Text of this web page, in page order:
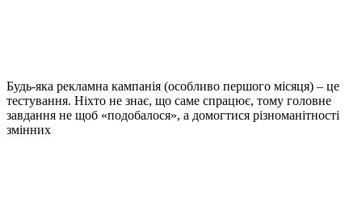
Будь-яка рекламна кампанія (особливо першого місяця) – це
тестування. Ніхто не знає, що саме спрацює, тому головне
завдання не щоб «подобалося», а домогтися різноманітності
змінних